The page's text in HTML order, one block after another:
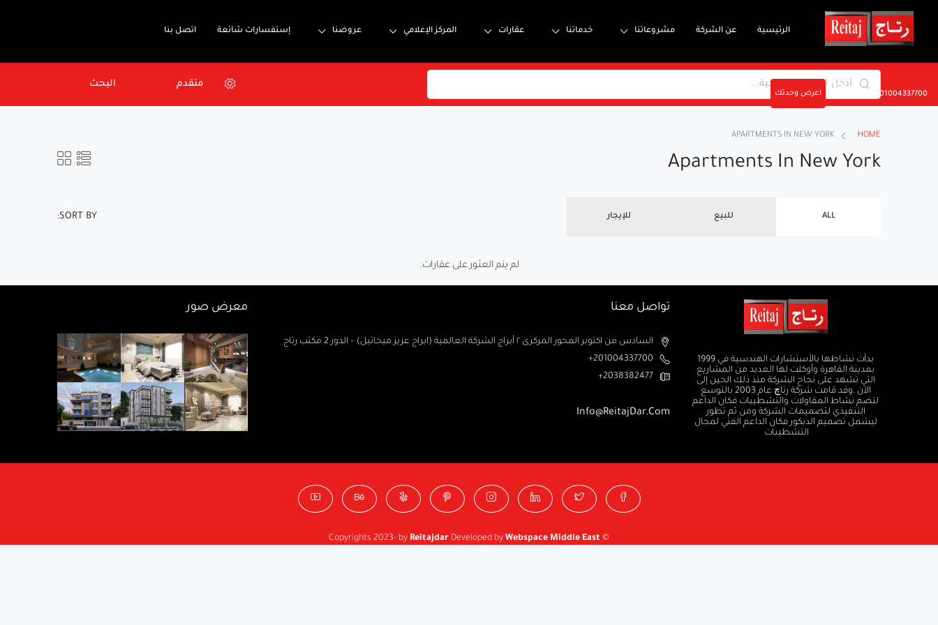
الرئيسية عن الشركة مشروعاتنا خدماتنا عقارات المركز الإعلامي عروضنا إستفسارات شائعة اتصل بنا
01004337700 اعرض وحدتك
متقدم البحث
HOME
APARTMENTS IN NEW YORK
Apartments In New York
ALL للبيع للإيجار SORT BY:
لم يتم العثور على عقارات.
بدأت نشاطها بالأستشارات الهندسية في 1999
بمدينة القاهرة وأوكلت لها العديد من المشاريع
التي تشهد على نجاح الشركة منذ ذلك الحين إلى
الآن .وقد قامت شركة رتاچ عام 2003 بالتوسع
لتضم نشاط المقاولات والتشطيبات فكان الداعم
التنفيذي لتصميمات الشركة ومن ثم تطور
ليشمل تصميم الديكور فكان الداعم الفني لمجال
التشطيبات
تواصل معنا
السادس من اكتوبر المحور المركزى ٢ أبراج الشركة العالمية (ابراج عزيز ميخائيل) – الدور 2 مكتب رتاج
201004337700+
2038382477+
Info@ReitajDar.com
معرض صور
© Copyrights 2023- by
Reitajdar Developed by Webspace Middle East